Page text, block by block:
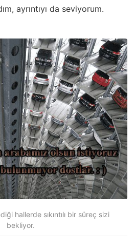
ayrıntıyı da seviyorum.
hallerde sıkıntılı bir süreç sizi
bekliyor.